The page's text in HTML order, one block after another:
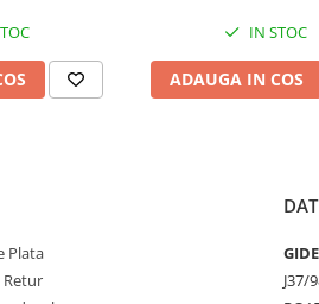
IN STOC
ADAUGA IN COS
Plata
Retur
J37/